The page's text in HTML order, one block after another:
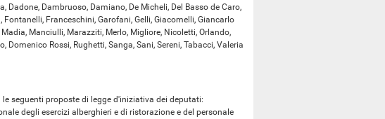
Dadone, Dambruoso, Damiano, De Micheli, Del Basso de Caro,
Franceschini, Garofani, Gelli, Giacomelli, Giancarlo
Manciulli, Marazziti, Merlo, Migliore, Nicoletti, Orlando,
Rossi, Rughetti, Sanga, Sani, Sereni, Tabacci, Valeria
seguenti proposte di legge d'iniziativa dei deputati:
degli esercizi alberghieri e di ristorazione e del personale